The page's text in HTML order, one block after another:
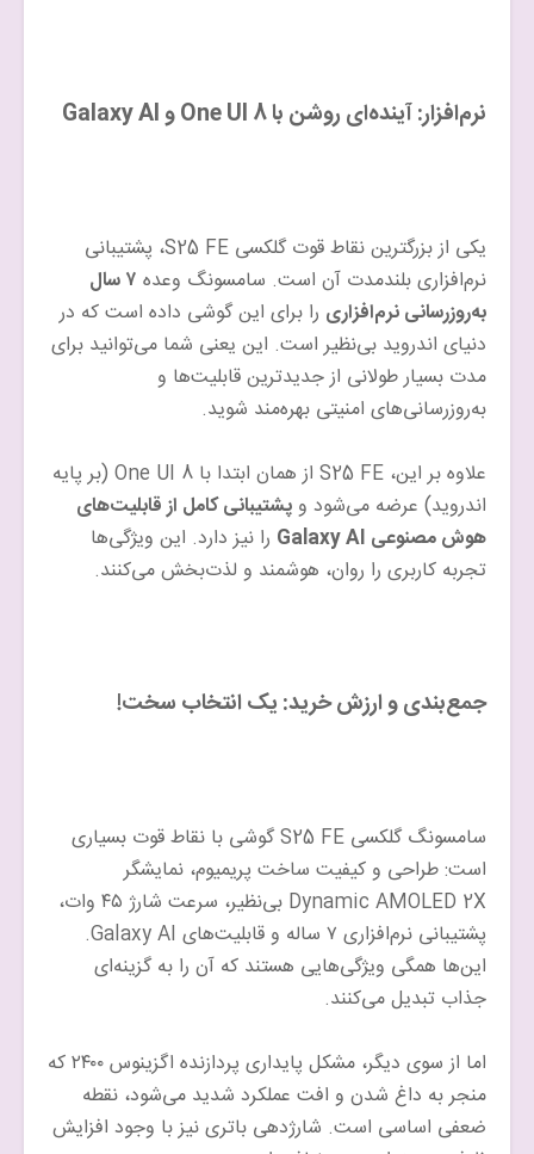
نرم‌افزار: آینده‌ای روشن با One UI 8 و Galaxy AI
یکی از بزرگترین نقاط قوت گلکسی S25 FE، پشتیبانی
نرم‌افزاری بلندمدت آن است. سامسونگ وعده
۷ سال
به‌روزرسانی نرم‌افزاری را برای این گوشی داده است که در
دنیای اندروید بی‌نظیر است. این یعنی شما می‌توانید برای
مدت بسیار طولانی از جدیدترین قابلیت‌ها و
به‌روزرسانی‌های امنیتی بهره‌مند شوید.
علاوه بر این، S25 FE از همان ابتدا با One UI 8 (بر پایه
اندروید) عرضه می‌شود وپشتیبانی کامل از قابلیت‌های
هوش مصنوعی Galaxy AI
را نیز دارد. این ویژگی‌ها
تجربه کاربری را روان، هوشمند و لذت‌بخش می‌کنند.
جمع‌بندی و ارزش خرید: یک انتخاب سخت!
سامسونگ گلکسی S25 FE گوشی با نقاط قوت بسیاری
است: طراحی و کیفیت ساخت پریمیوم، نمایشگر
Dynamic AMOLED 2X بی‌نظیر، سرعت شارژ ۴۵ وات،
پشتیبانی نرم‌افزاری ۷ ساله و قابلیت‌های Galaxy AI.
این‌ها همگی ویژگی‌هایی هستند که آن را به گزینه‌ای
جذاب تبدیل می‌کنند.
اما از سوی دیگر، مشکل پایداری پردازنده اگزینوس ۲۴۰۰ که
منجر به داغ شدن و افت عملکرد شدید می‌شود، نقطه
ضعفی اساسی است. شارژدهی باتری نیز با وجود افزایش